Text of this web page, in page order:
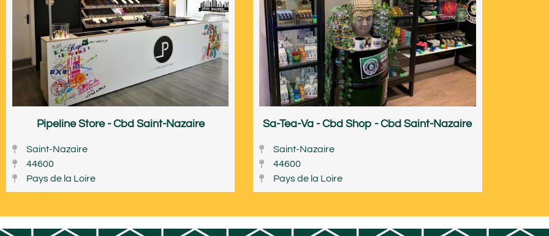
Pipeline Store - Cbd Saint-Nazaire
Saint-Nazaire
44600
Pays de la Loire
Sa-Tea-Va - Cbd Shop - Cbd Saint-Nazaire
Saint-Nazaire
44600
Pays de la Loire